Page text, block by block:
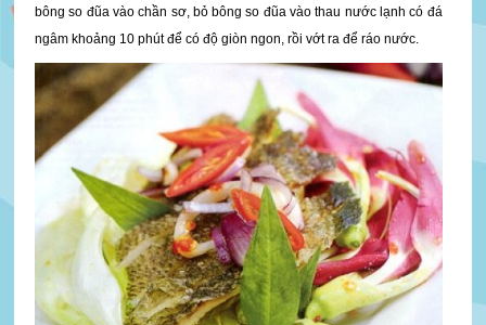
bông so đũa vào chần sơ, bỏ bông so đũa vào thau nước lạnh có đá
ngâm khoảng 10 phút để có độ giòn ngon, rồi vớt ra để ráo nước.